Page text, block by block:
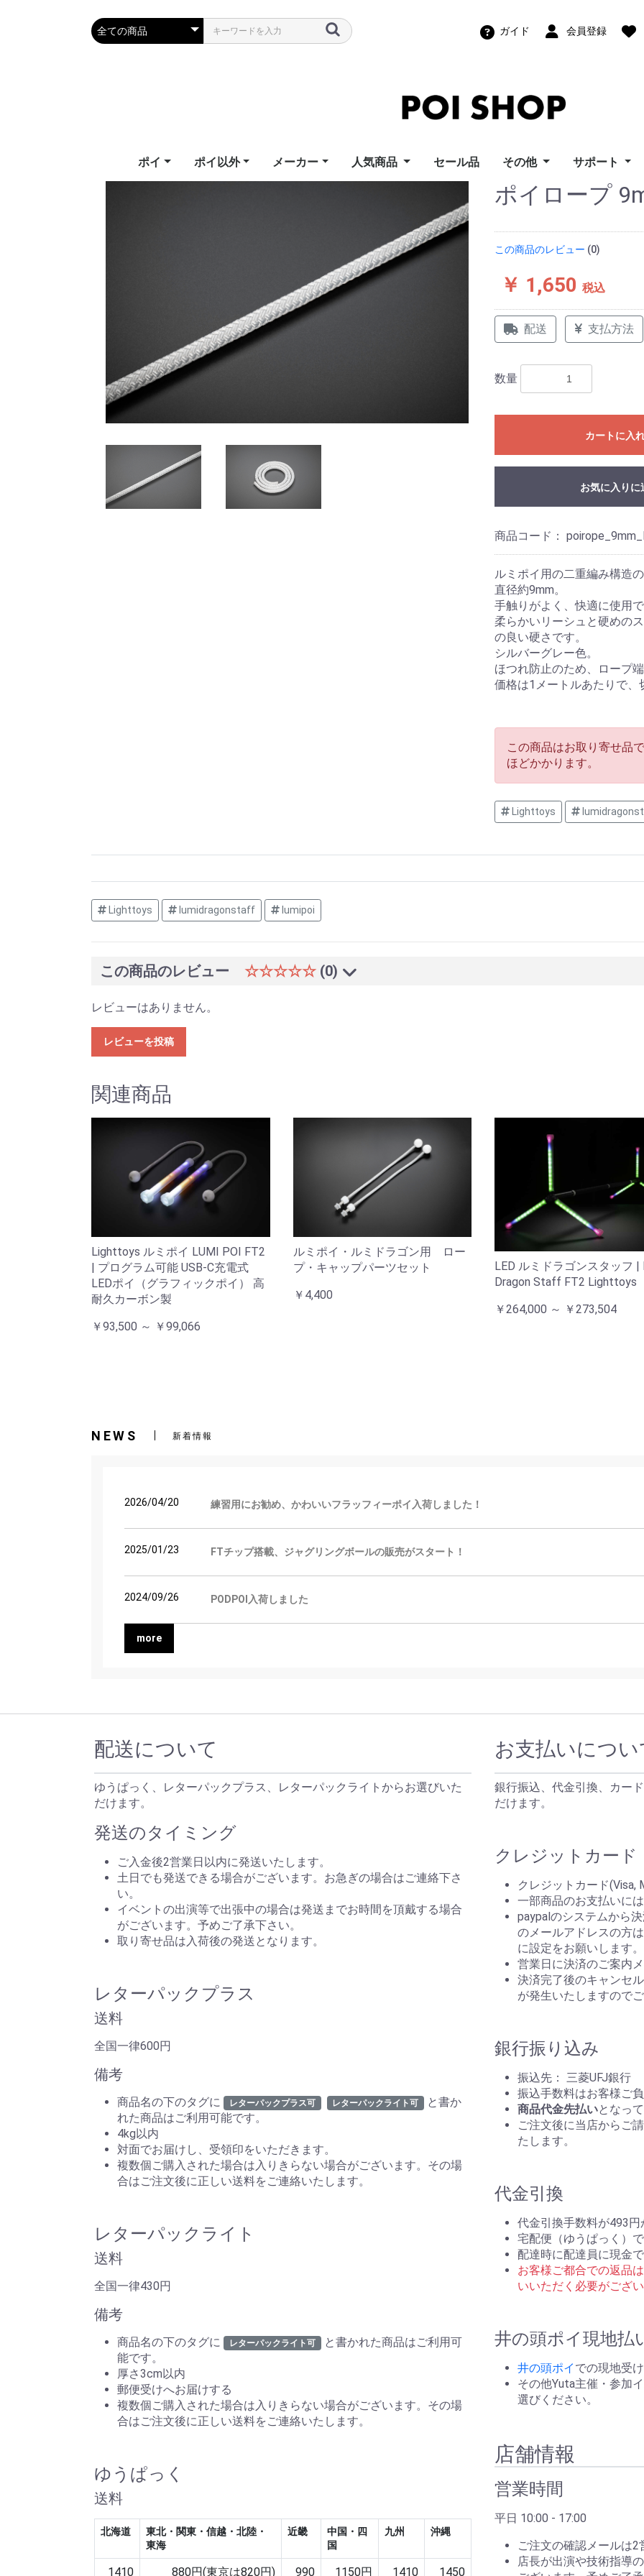
ガイド 会員登録
ポイ ポイ以外 メーカー 人気商品
ビジュアルポイ（グラ
セール品 その他
パーツ
幾何学おもちゃ
機材レンタル
教則ビデオ
サポート
ポッドポイ
ビジュアル/
スピンボー
ト
LT
ビジュアル
ポイロープ
この商品のレビュー (0)
￥ 1,650税込
配送 支払方法
数量
カートに入
お気に入りに
商品コード：
ルミポイ用の二重編み構造
直径約9mm。
手触りがよく、快適に使用
柔らかいリーシュと硬めの
の良い硬さです。
シルバーグレー色。
ほつれ防止のため、ロープ
価格は1メートルあたりで
この商品はお取り寄せ品
ほどかかります。
Lighttoys
Lighttoys lumidragonstaff lumipoi
この商品のレビュー ☆☆☆☆☆ (0)
レビューはありません。
レビューを投稿
関連商品
Lighttoys ルミポイ LUMI POI FT2
| プログラム可能 USB-C充電式
LEDポイ（グラフィックポイ） 高
耐久カーボン製
￥93,500 ～ ￥99,066
ルミポイ・ルミドラゴン用 ロー
プ・キャップパーツセット
￥4,400
LED ルミドラゴンスタッフ |
Dragon Staff FT2 Lighttoys
￥264,000 ～ ￥273,504
NEWS 新着情報
2026/04/20 練習用にお勧め、かわいいフラッフィーポイ入荷しました！
2025/01/23 FTチップ搭載、ジャグリングボールの販売がスタート！
2024/09/26 PODPOI入荷しました
more
配送について
ゆうぱっく、レターパックプラス、レターパックライトからお選びいた
だけます。
発送のタイミング
ご入金後2営業日以内に発送いたします。
土日でも発送できる場合がございます。お急ぎの場合はご連絡下さ
い。
イベントの出演等で出張中の場合は発送までお時間を頂戴する場合
がございます。予めご了承下さい。
取り寄せ品は入荷後の発送となります。
レターパックプラス
送料
全国一律600円
備考
商品名の下のタグに レターパックプラス可 レターパックライト可
と書か
れた商品はご利用可能です。
4kg以内
対面でお届けし、受領印をいただきます。
複数個ご購入された場合は入りきらない場合がございます。その場
合はご注文後に正しい送料をご連絡いたします。
レターパックライト
送料
全国一律430円
備考
商品名の下のタグに レターパックライト可 と書かれた商品はご利用可
能です。
厚さ3cm以内
郵便受けへお届けする
複数個ご購入された場合は入りきらない場合がございます。その場
合はご注文後に正しい送料をご連絡いたします。
ゆうぱっく
送料
北海道
東北・関東・信越・北陸・
東海
近畿
中国・四
国
九州 沖縄
1410 880円(東京は820円) 990 1150円 1410 1450
お支払いについ
銀行振込、代金引換、カー
だけます。
クレジットカード
クレジットカード(Visa,
一部商品のお支払いに
paypalのシステムから
のメールアドレスの方
に設定をお願いします。
営業日に決済のご案内
決済完了後のキャンセ
が発生いたしますので
銀行振り込み
振込先： 三菱UFJ銀行
振込手数料はお客様ご
商品代金先払いとなっ
ご注文後に当店からご
たします。
代金引換
代金引換手数料が493
宅配便（ゆうぱっく）
配達時に配達員に現金
お客様ご都合での返品
いいただく必要がござ
井の頭ポイ現地払
井の頭ポイ での現地受
その他Yuta主催・参加
選びください。
店舗情報
営業時間
平日 10:00 - 17:00
ご注文の確認メールは
店長が出演や技術指導